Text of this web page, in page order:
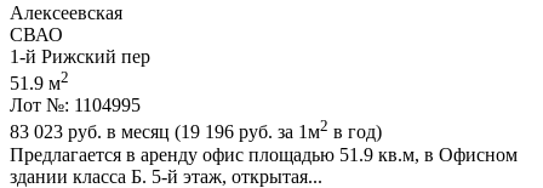
Алексеевская
СВАО
1-й Рижский пер
51.9 м2
Лот №: 1104995
83 023 руб. в месяц (19 196 руб. за 1м2 в год)
Предлагается в аренду офис площадью 51.9 кв.м,­ в Офисном
здании класса Б. 5-й этаж,­ открытая...